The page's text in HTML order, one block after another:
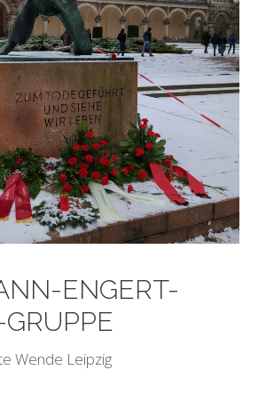
ENGERT-
Wende Leipzig